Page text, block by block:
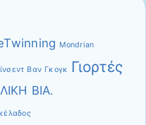
Mondrian
Βαν Γκογκ Γιορτές
ΒΙΑ.